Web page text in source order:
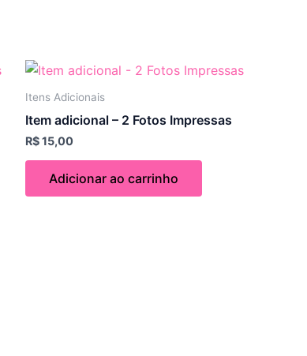
Itens Adicionais
Item adicional – 2 Fotos Impressas
R$15,00
Adicionar ao carrinho